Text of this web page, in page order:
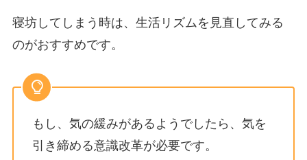
寝坊してしまう時は、生活リズムを見直してみる
のがおすすめです。
もし、気の緩みがあるようでしたら、気を
引き締める意識改革が必要です。